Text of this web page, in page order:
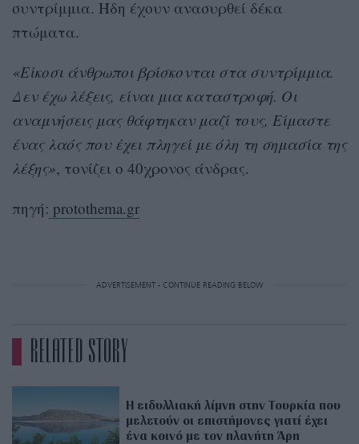
συντρίμμια. Ήδη έχουν ανασυρθεί δέκα
πτώματα.
«Είκοσι άνθρωποι βρίσκονται στα συντρίμμια.
Δεν έχω λέξεις, είναι μια καταστροφή. Οι
αναμνήσεις μας θάφτηκαν μαζί τους, Είμαστε
ένας λαός που έχει πληγεί με όλη τη σημασία της
λέξης», τονίζει ο 40χρονος άνδρας.
πηγή: protothema.gr
ADVERTISEMENT - CONTINUE READING BELOW
RELATED STORY
Η ειδυλλιακή λίμνη στην Τουρκία που
μελετούν οι επιστήμονες γιατί έχει
ένα κοινό με τον πλανήτη Άρη